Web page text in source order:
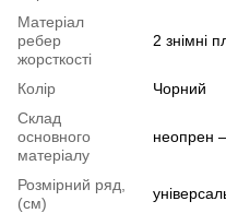
Матеріал
ребер
жорсткості
2 знімні
Колір
Чорний
Склад
основного
матеріалу
неопрен
Розмірний ряд,
(см)